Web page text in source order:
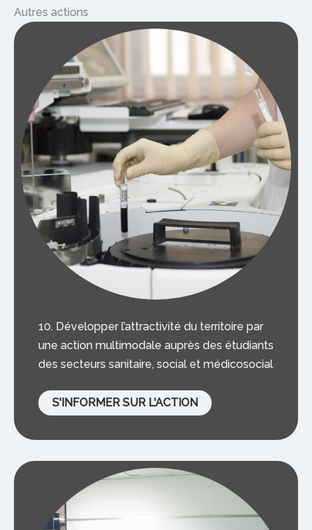
Autres actions
10. Développer l’attractivité du territoire par
une action multimodale auprès des étudiants
des secteurs sanitaire, social et médicosocial
S'INFORMER SUR L'ACTION